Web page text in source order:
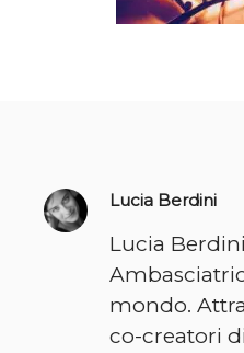
Lucia Berdini
Lucia
mondo.
co-creatori